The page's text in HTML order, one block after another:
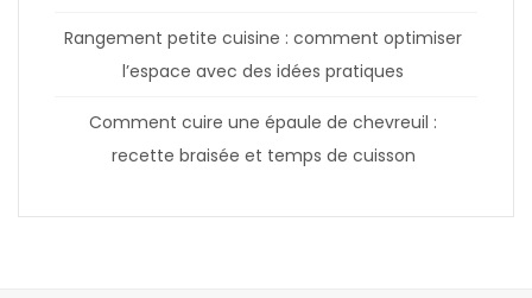
Rangement petite cuisine : comment optimiser
l’espace avec des idées pratiques
Comment cuire une épaule de chevreuil :
recette braisée et temps de cuisson